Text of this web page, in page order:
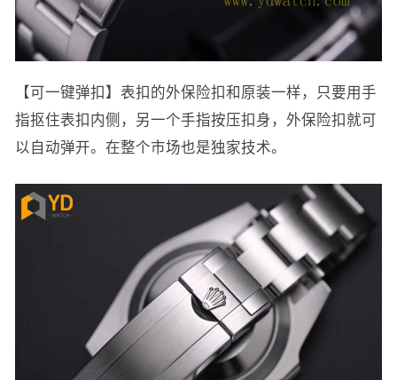
【可一键弹扣】表扣的外保险扣和原装一样，只要用手
指抠住表扣内侧，另一个手指按压扣身，外保险扣就可
以自动弹开。在整个市场也是独家技术。